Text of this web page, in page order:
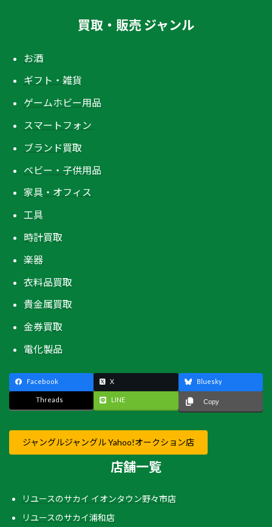
買取・販売 ジャンル
お酒
ギフト・雑貨
ゲームホビー用品
スマートフォン
ブランド買取
ベビー・子供用品
家具・オフィス
工具
時計買取
楽器
衣料品買取
貴金属買取
金券買取
電化製品
Facebook X Bluesky
Threads LINE Copy
ジャングルジャングル Yahoo!オークション店
店舗一覧
リユースのサカイ イオンタウン野々市店
リユースのサカイ浦和店